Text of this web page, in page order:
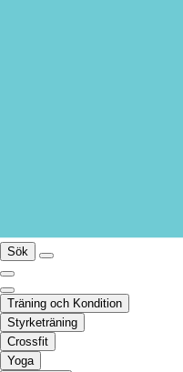
Sök
Träning och Kondition
Styrketräning
Crossfit
Yoga